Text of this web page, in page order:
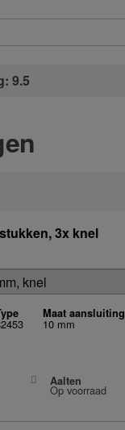
9.5
3x knel
Maat aansluiting
10 mm
Aalten
Op voorraad